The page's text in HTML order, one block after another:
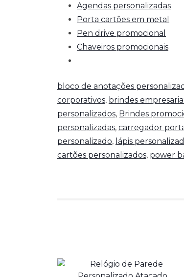
Agendas personalizadas
Porta cartões em metal
Pen drive promocional
Chaveiros promocionais
bloco de anotações
corporativos, brindes
personalizados, Brindes
personalizadas, carregador
personalizado, lápis
cartões personalizados, power